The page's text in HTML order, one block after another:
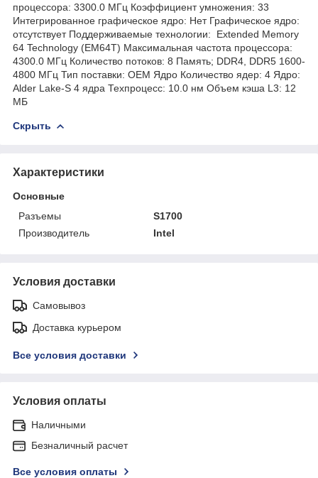
процессора: 3300.0 МГц Коэффициент умножения: 33
Интегрированное графическое ядро: Нет Графическое ядро:
отсутствует Поддерживаемые технологии: Extended Memory
64 Technology (EM64T) Максимальная частота процессора:
4300.0 МГц Количество потоков: 8 Память; DDR4, DDR5 1600-
4800 МГц Тип поставки: OEM Ядро Количество ядер: 4 Ядро:
Alder Lake-S 4 ядра Техпроцесс: 10.0 нм Объем кэша L3: 12
МБ
Скрыть
Характеристики
Основные
Разъемы
S1700
Производитель
Intel
Условия доставки
Самовывоз
Доставка курьером
Все условия доставки
Условия оплаты
Наличными
Безналичный расчет
Все условия оплаты